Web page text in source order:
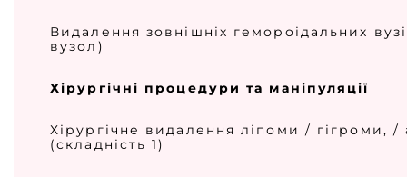
Видалення зовнішніх гемороідальних
вузол)
Хірургічні процедури та маніпуляції
Хірургічне видалення ліпоми / гігроми,
(складність 1)